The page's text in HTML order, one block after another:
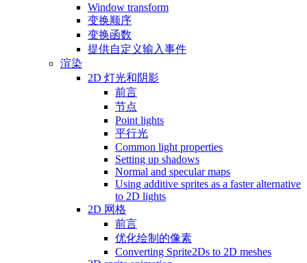
Window transform
变换顺序
变换函数
提供自定义输入事件
渲染
2D 灯光和阴影
前言
节点
Point lights
平行光
Common light properties
Setting up shadows
Normal and specular maps
Using additive sprites as a faster alternative
to 2D lights
2D 网格
前言
优化绘制的像素
Converting Sprite2Ds to 2D meshes